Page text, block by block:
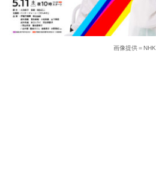
画像提供＝NHK